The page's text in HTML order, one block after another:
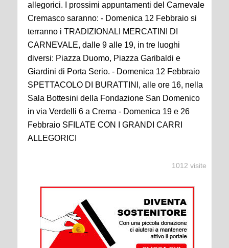
allegorici. I prossimi appuntamenti del Carnevale
Cremasco saranno: - Domenica 12 Febbraio si
terranno i TRADIZIONALI MERCATINI DI
CARNEVALE, dalle 9 alle 19, in tre luoghi
diversi: Piazza Duomo, Piazza Garibaldi e
Giardini di Porta Serio. - Domenica 12 Febbraio
SPETTACOLO DI BURATTINI, alle ore 16, nella
Sala Bottesini della Fondazione San Domenico
in via Verdelli 6 a Crema - Domenica 19 e 26
Febbraio SFILATE CON I GRANDI CARRI
ALLEGORICI
1012 visite